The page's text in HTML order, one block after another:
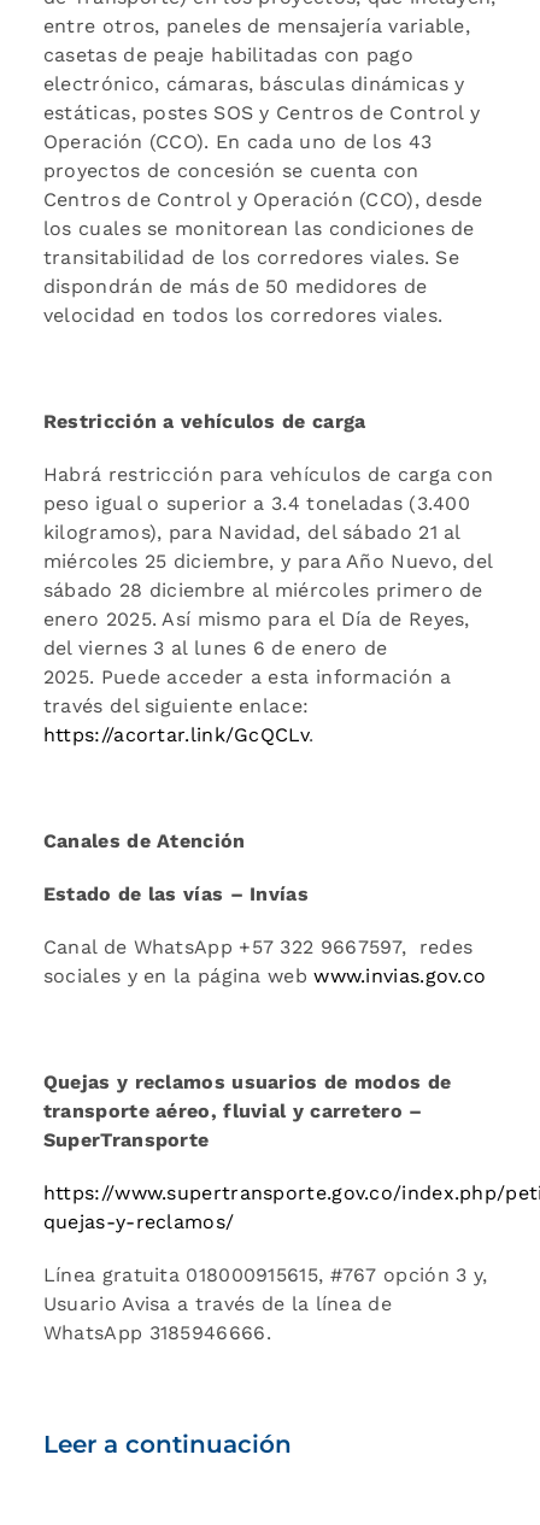
entre otros, paneles de mensajería variable,
casetas de peaje habilitadas con pago
electrónico, cámaras, básculas dinámicas y
estáticas, postes SOS y Centros de Control y
Operación (CCO). En cada uno de los 43
proyectos de concesión se cuenta con
Centros de Control y Operación (CCO), desde
los cuales se monitorean las condiciones de
transitabilidad de los corredores viales. Se
dispondrán de más de 50 medidores de
velocidad en todos los corredores viales.
Restricción a vehículos de carga
Habrá restricción para vehículos de carga con
peso igual o superior a 3.4 toneladas (3.400
kilogramos), para Navidad, del sábado 21 al
miércoles 25 diciembre, y para Año Nuevo, del
sábado 28 diciembre al miércoles primero de
enero 2025. Así mismo para el Día de Reyes,
del viernes 3 al lunes 6 de enero de
2025. Puede acceder a esta información a
través del siguiente enlace:
https://acortar.link/GcQCLv.
Canales de Atención
Estado de las vías – Invías
Canal de WhatsApp +57 322 9667597, redes
sociales y en la página webwww.invias.gov.co
Quejas y reclamos usuarios de modos de
transporte aéreo, fluvial y carretero –
SuperTransporte
https://www.supertransporte.gov.co/index.php/
quejas-y-reclamos/
Línea gratuita 018000915615, #767 opción 3 y,
Usuario Avisa a través de la línea de
WhatsApp 3185946666.
Leer a continuación